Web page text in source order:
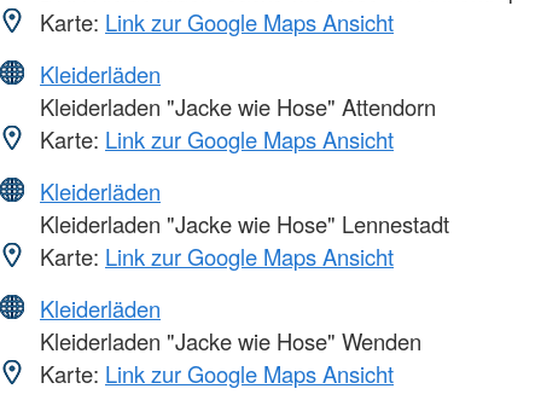
Karte: Link zur Google Maps Ansicht
Kleiderläden
Kleiderladen "Jacke wie Hose" Attendorn
Karte: Link zur Google Maps Ansicht
Kleiderläden
Kleiderladen "Jacke wie Hose" Lennestadt
Karte: Link zur Google Maps Ansicht
Kleiderläden
Kleiderladen "Jacke wie Hose" Wenden
Karte: Link zur Google Maps Ansicht